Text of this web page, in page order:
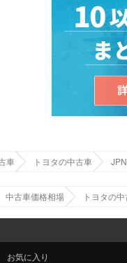
車 トヨタの中古車
中古車価格相場 トヨタの
お気に入り